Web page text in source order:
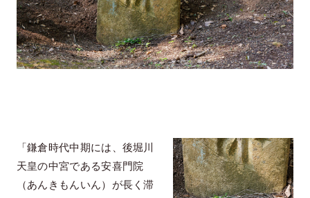
「鎌倉時代中期には、後堀川
天皇の中宮である安喜門院
（あんきもんいん）が長く滞